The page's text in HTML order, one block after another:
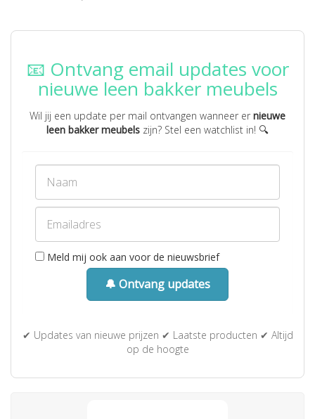
📧 Ontvang email updates voor
nieuwe leen bakker meubels
Wil jij een update per mail ontvangen wanneer er nieuwe
leen bakker meubels zijn? Stel een watchlist in! 🔍
Meld mij ook aan voor de nieuwsbrief
🔔 Ontvang updates
✔ Updates van nieuwe prijzen ✔ Laatste producten ✔ Altijd
op de hoogte